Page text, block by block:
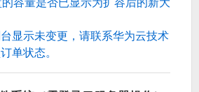
容量是否已显示为扩容后的新大
显示未变更，请联系华为云技术
单状态。